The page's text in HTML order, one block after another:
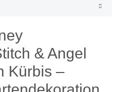
& Angel
Kürbis –